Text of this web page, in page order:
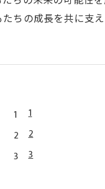
ちの成長を共に支
1
2
3